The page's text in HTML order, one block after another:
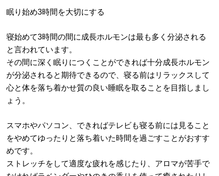
眠り始め3時間を大切にする
寝始めて3時間の間に成長ホルモンは最も多く分泌される
と言われています。
その間に深く眠りにつくことができれば十分成長ホルモン
が分泌されると期待できるので、寝る前はリラックスして
心と体を落ち着かせ質の良い睡眠を取ることを目指しまし
ょう。
スマホやパソコン、できればテレビも寝る前には見ること
をやめてゆったりと落ち着いた時間を過ごすことがおすす
めです。
ストレッチをして適度な疲れを感じたり、アロマが苦手で